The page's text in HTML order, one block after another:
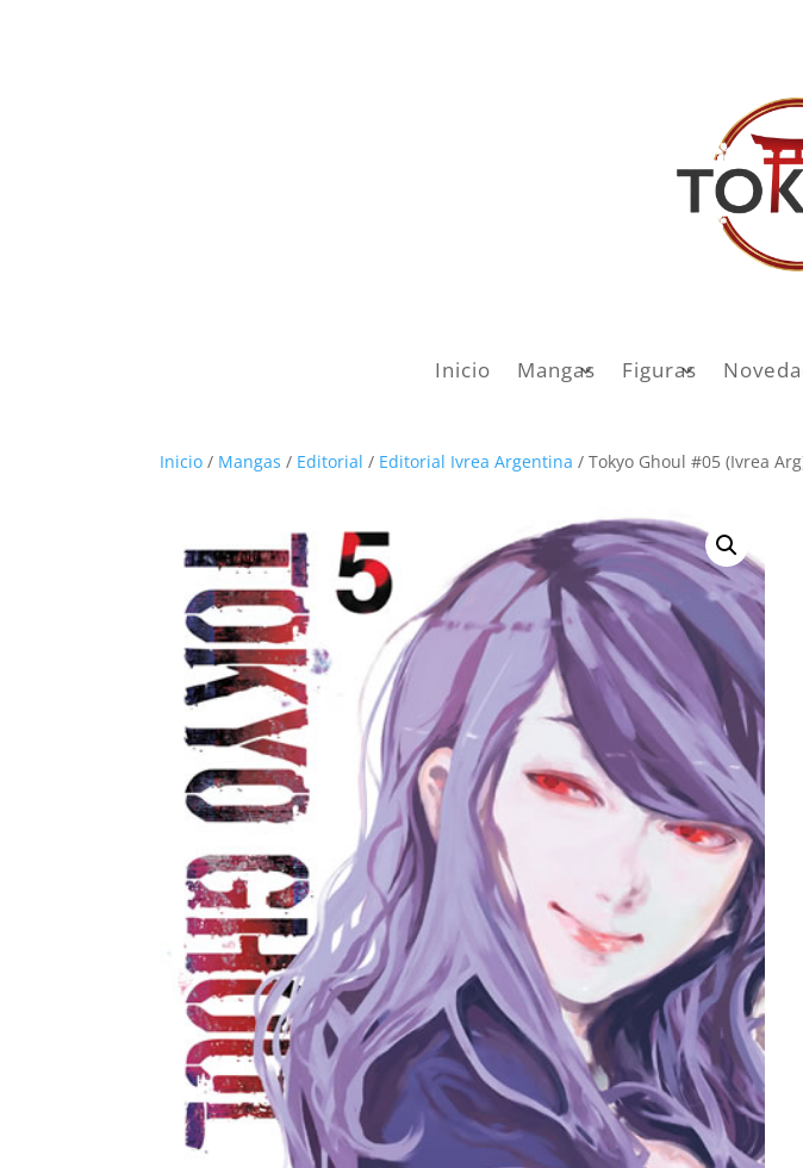
Inicio Mangas Figuras
Inicio / Mangas / Editorial / Editorial Ivrea Argentina / Tokyo Ghoul #05 (Ivrea